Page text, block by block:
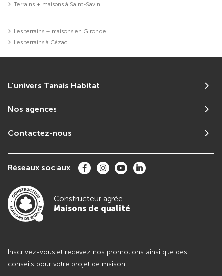
Terrains + maisons à Saint-Savin
Les terrains + maisons en Gironde
Les terrains à Cézac
L'univers Tanais Habitat
Nos agences
Contactez-nous
Réseaux sociaux
Constructeur agrée
Maisons de qualité
Inscrivez-vous et recevez nos promotions ainsi que des
conseils pour votre projet de maison